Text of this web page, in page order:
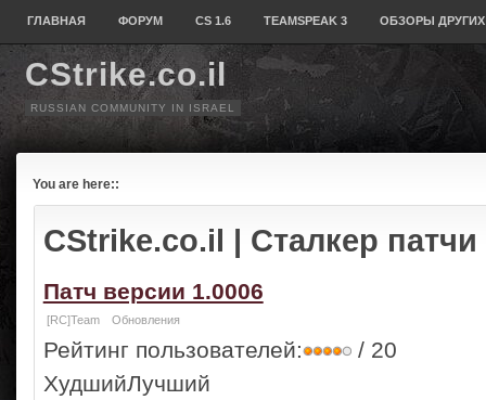
CStrike.co.il
RUSSIAN COMMUNITY IN ISRAEL
ГЛАВНАЯ ФОРУМ CS 1.6 TEAMSPEAK 3 ОБЗОРЫ ДРУГИХ
You are here::
CStrike.co.il | Сталкер
Патч версии 1.0006
[RC]Team Обновления
Рейтинг пользователей:
/ 20
ХудшийЛучший